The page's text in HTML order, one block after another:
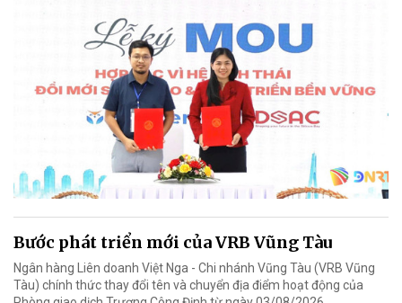
Bước phát triển mới của VRB Vũng Tàu
Ngân hàng Liên doanh Việt Nga - Chi nhánh Vũng Tàu (VRB Vũng
Tàu) chính thức thay đổi tên và chuyển địa điểm hoạt động của